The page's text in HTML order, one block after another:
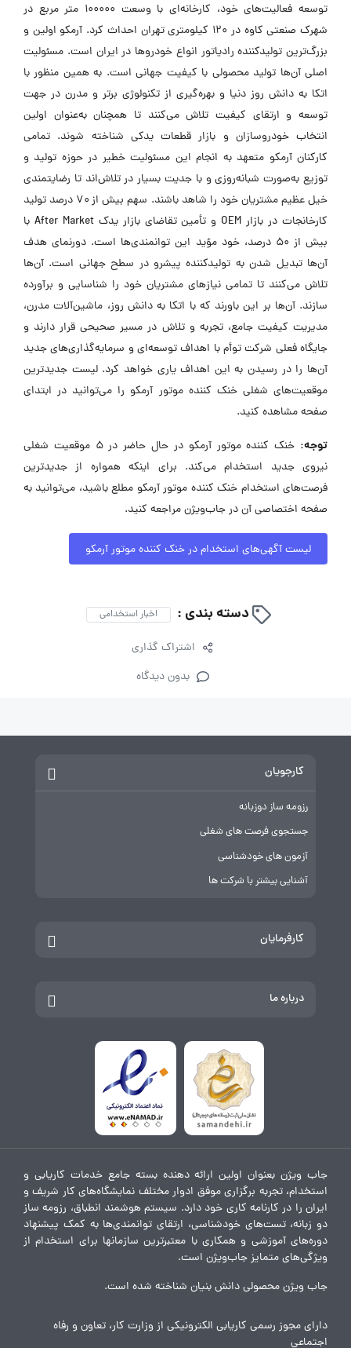
توسعه فعالیت‌های خود، کارخانه‌ای با وسعت ۱۰۰۰۰۰ متر مربع در
شهرک صنعتی کاوه در ۱۲۰ کیلومتری تهران احداث کرد. آرمکو اولین و
بزرگ‌ترین تولیدکننده رادیاتور انواع خودروها در ایران است. مسئولیت
اصلی آن‌ها تولید محصولی با کیفیت جهانی است. به همین منظور با
اتکا به دانش روز دنیا و بهره‌گیری از تکنولوژی برتر و مدرن در جهت
توسعه و ارتقای کیفیت تلاش می‌کنند تا همچنان به‌عنوان اولین
انتخاب خودروسازان و بازار قطعات یدکی شناخته شوند. تمامی
کارکنان آرمکو متعهد به انجام این مسئولیت خطیر در حوزه تولید و
توزیع به‌صورت شبانه‌روزی و با جدیت بسیار در تلاش‌اند تا رضایتمندی
خیل عظیم مشتریان خود را شاهد باشند. سهم بیش از ۷۰ درصد تولید
کارخانجات در بازار OEM و تأمین تقاضای بازار یدک After Market با
بیش از ۵۰ درصد، خود مؤید این توانمندی‌ها است. دورنمای هدف
آن‌ها تبدیل شدن به تولیدکننده پیشرو در سطح جهانی است. آن‌ها
تلاش می‌کنند تا تمامی نیازهای مشتریان خود را شناسایی و برآورده
سازند. آن‌ها بر این باورند که با اتکا به دانش روز، ماشین‌آلات مدرن،
مدیریت کیفیت جامع، تجربه و تلاش در مسیر صحیحی قرار دارند و
جایگاه فعلی شرکت توأم با اهداف توسعه‌ای و سرمایه‌گذاری‌های جدید
آن‌ها را در رسیدن به این اهداف یاری خواهد کرد. لیست جدیدترین
موقعیت‌های شغلی خنک کننده موتور آرمکو را می‌توانید در ابتدای
صفحه مشاهده کنید.
توجه:
خنک کننده موتور آرمکو در حال حاضر در ۵ موقعیت شغلی
نیروی جدید استخدام می‌کند. برای اینکه همواره از جدیدترین
فرصت‌های استخدام خنک کننده موتور آرمکو مطلع باشید، می‌توانید به
صفحه اختصاصی آن در جاب‌ویژن مراجعه کنید.
لیست آگهی‌های استخدام در خنک کننده موتور آرمکو
دسته بندی : اخبار استخدامی
اشتراک گذاری
بدون دیدگاه
کارجویان
رزومه ساز دوزبانه
جستجوی فرصت های شغلی
آزمون های خودشناسی
آشنایی بیشتر با شرکت ها
کارفرمایان
درباره ما
جاب ویژن بعنوان اولین ارائه دهنده بسته جامع خدمات کاریابی و
استخدام، تجربه برگزاری موفق ادوار مختلف نمایشگاه‌های کار شریف و
ایران را در کارنامه کاری خود دارد. سیستم هوشمند انطباق، رزومه ساز
دو زبانه، تست‌های خودشناسی، ارتقای توانمندی‌ها به کمک پیشنهاد
دوره‌های آموزشی و همکاری با معتبرترین سازمانها برای استخدام از
ویژگی‌های متمایز جاب‌ویژن است.
جاب ویژن محصولی دانش بنیان شناخته شده است.
دارای مجوز رسمی کاریابی الکترونیکی از وزارت کار، تعاون و رفاه
اجتماعی